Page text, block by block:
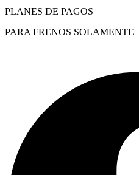
PLANES DE PAGOS
PARA FRENOS SOLAMENTE